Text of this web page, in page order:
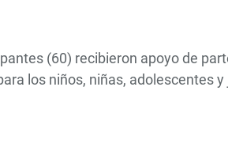
(60) recibieron apoyo de
los niños, niñas, adolescentes y